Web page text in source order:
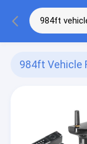
984ft Vehicle